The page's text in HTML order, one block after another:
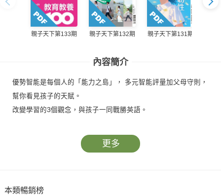
親子天下第133期 親子天下第132期 親子天下第131期
內容簡介
優勢智能是每個人的「能力之島」， 多元智能評量加父母守則，
幫你看見孩子的天賦。
改變學習的3個觀念，與孩子一同戰勝英語。
更多
本類暢銷榜